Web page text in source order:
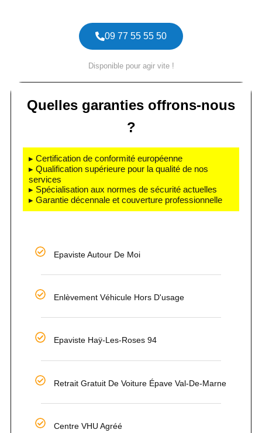
09 77 55 55 50
Disponible pour agir vite !
Quelles garanties offrons-nous
?
▸ Certification de conformité européenne
▸ Qualification supérieure pour la qualité de nos
services
▸ Spécialisation aux normes de sécurité actuelles
▸ Garantie décennale et couverture professionnelle
Epaviste Autour De Moi
Enlèvement Véhicule Hors D'usage
Epaviste Haÿ-Les-Roses 94
Retrait Gratuit De Voiture Épave Val-De-Marne
Centre VHU Agréé